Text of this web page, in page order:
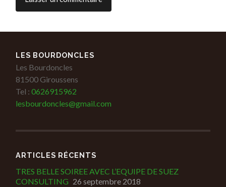
LES BOURDONCLES
Les Bourdoncles
81500 Giroussens
Tel : 0626915962
lesbourdoncles@gmail.com
ARTICLES RÉCENTS
TRES BELLE SOIREE AVEC L’EQUIPE DE SUEZ
CONSULTING 26 septembre 2018